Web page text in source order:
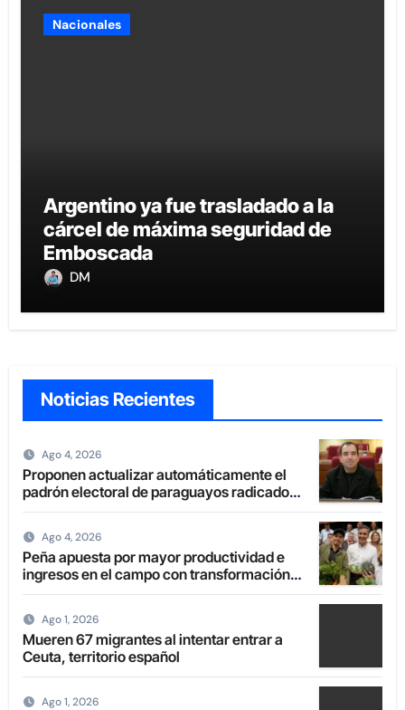
Nacionales
Argentino ya fue trasladado a la
cárcel de máxima seguridad de
Emboscada
DM
Noticias Recientes
Ago 4, 2026
Proponen actualizar automáticamente el
padrón electoral de paraguayos radicados
en el extranjero
Ago 4, 2026
Peña apuesta por mayor productividad e
ingresos en el campo con transformación
de la agricultura familiar
Ago 1, 2026
Mueren 67 migrantes al intentar entrar a
Ceuta, territorio español
Ago 1, 2026